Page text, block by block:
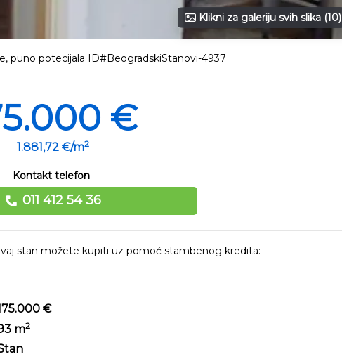
Klikni za galeriju svih slika (10)
puno potecijala ID#BeogradskiStanovi-4937
€
1.881,72 €/m2
Kontakt telefon
011 412 54 36
stan možete kupiti uz pomoć stambenog kredita:
€
m2